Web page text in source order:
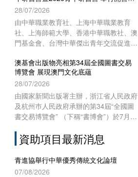
澳門特別行政區聯絡辦公室宣傳文體部、
經濟部和澳門基金會作為澳門協辦單位，
一共組織了45位澳門代表前往內蒙古自
治區出席活動。
式
28/07/2026
由中華職業教育社、上海中華職業教育
社、上海師範大學、香港中華職教社、澳
門基金會、台灣中華傑出青年交流促進會
國教科文組織教師教育中心協辦之“青年
匯‧文化緣‧中華情——第十五屆台灣青年
研習營暨2026青年研習營”開營儀式於
2026年7月28日上午在上海聯合國教科文
組織教師教育中心舉行。來自台灣、香
港、澳門29所院校的60多名師生，和上
為期七天的文化交流與研習體驗之旅。
澳基會出版物亮相第34屆全國圖書交易
博覽會 展現澳門文化底蘊
28/07/2026
由國家新聞出版署主辦，浙江省人民政府
及杭州巿人民政府承辦的第34屆“全國圖
書交易博覽會” （下稱“書博會”）於7月
利舉行。澳門基金會作為澳門出版界代表
再度參展，攜近年出版的多領域精品圖書
亮相，向內地及各地讀者展現澳門豐富的
出版成果與文化底蘊。
資助項目最新消息
青進協舉行中華優秀傳統文化論壇
07/08/2026